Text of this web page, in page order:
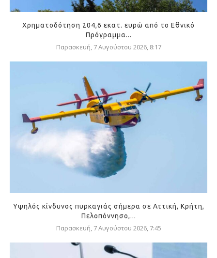
Χρηματοδότηση 204,6 εκατ. ευρώ από το Εθνικό
Πρόγραμμα...
Παρασκευή, 7 Αυγούστου 2026, 8:17
Υψηλός κίνδυνος πυρκαγιάς σήμερα σε Αττική, Κρήτη,
Πελοπόννησο,...
Παρασκευή, 7 Αυγούστου 2026, 7:45